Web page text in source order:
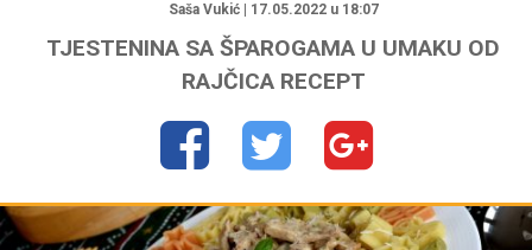
Saša Vukić | 17.05.2022 u 18:07
TJESTENINA SA ŠPAROGAMA U UMAKU OD
RAJČICA RECEPT